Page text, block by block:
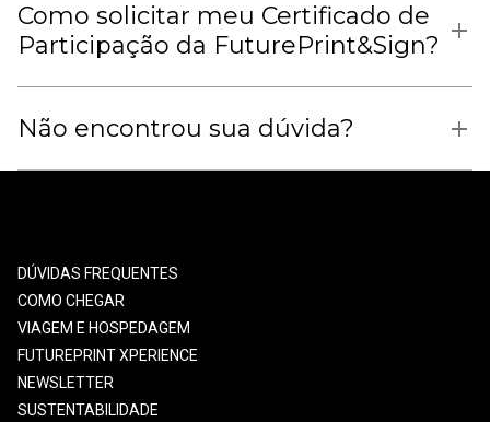
Como solicitar meu Certificado de
Participação da FuturePrint&Sign?
Não encontrou sua dúvida?
DÚVIDAS FREQUENTES
COMO CHEGAR
VIAGEM E HOSPEDAGEM
FUTUREPRINT XPERIENCE
NEWSLETTER
SUSTENTABILIDADE